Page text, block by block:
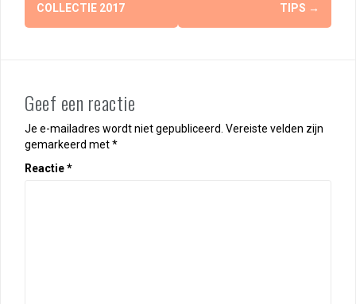
COLLECTIE 2017
TIPS →
Geef een reactie
Je e-mailadres wordt niet gepubliceerd. Vereiste velden zijn
gemarkeerd met*
Reactie*